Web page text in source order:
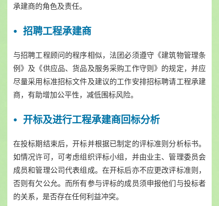
承建商的角色及责任。
招聘工程承建商
与招聘工程顾问的程序相似，法团必须遵守《建筑物管理条
例》及《供应品、货品及服务采购工作守则》的规定，并应
尽量采用标准招标文件及建议的工作安排招标聘请工程承建
商，有助增加公平性，减低围标风险。
开标及进行工程承建商回标分析
在投标期结束后，开标并根据已制定的评标准则分析标书。
如情况许可，可考虑组织评标小组，并由业主、管理委员会
成员和管理公司代表组成。在开标后亦不应更改评标准则，
否则有欠公允。而所有参与评标的成员须申报他们与投标者
的关系，是否存在任何利益冲突。